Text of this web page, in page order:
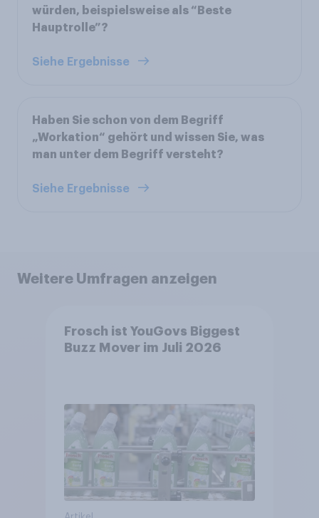
würden, beispielsweise als “Beste
Hauptrolle”?
Siehe Ergebnisse
Haben Sie schon von dem Begriff
„Workation“ gehört und wissen Sie, was
man unter dem Begriff versteht?
Siehe Ergebnisse
Weitere Umfragen anzeigen
Frosch ist YouGovs Biggest
Buzz Mover im Juli 2026